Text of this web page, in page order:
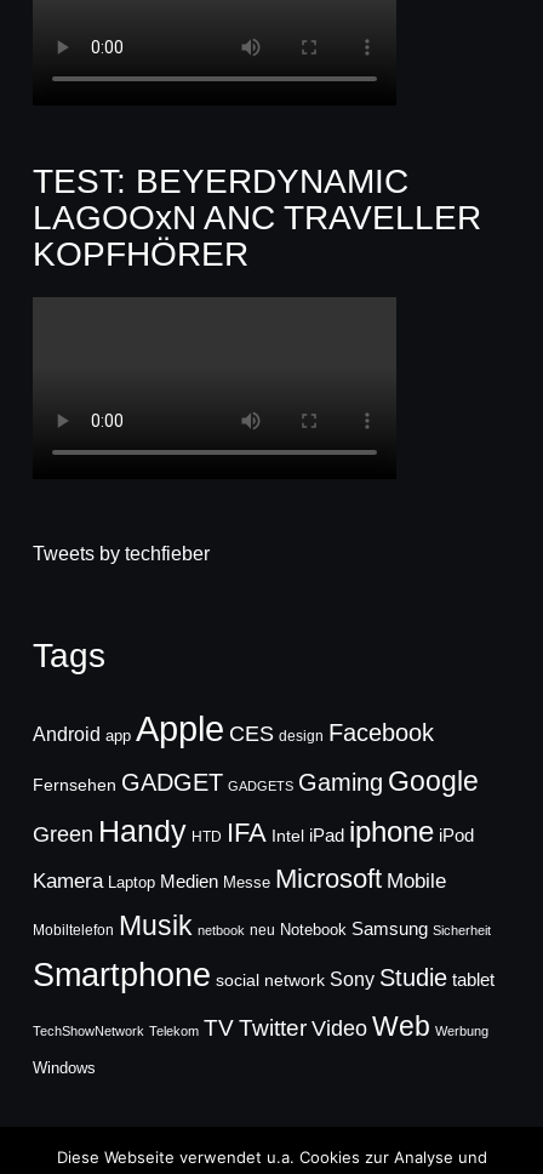
TEST: BEYERDYNAMIC
LAGOOxN ANC TRAVELLER
KOPFHÖRER
Tweets by techfieber
Tags
Android app Apple CES design Facebook
Fernsehen GADGET GADGETS Gaming Google
Green Handy HTD IFA Intel iPad iphone iPod
Kamera Laptop Medien Messe Microsoft Mobile
Mobiltelefon Musik netbook neu Notebook Samsung Sicherheit
Smartphone social network Sony Studie tablet
TechShowNetwork Telekom TVTwitter Video Web Werbung
Windows
Diese Webseite verwendet u.a. Cookies zur Analyse und